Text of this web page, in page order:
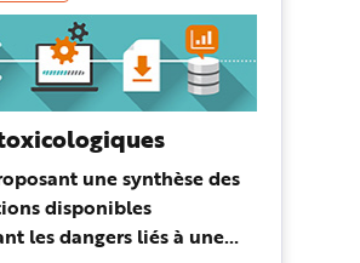
une synthèse des
disponibles
les dangers liés à une